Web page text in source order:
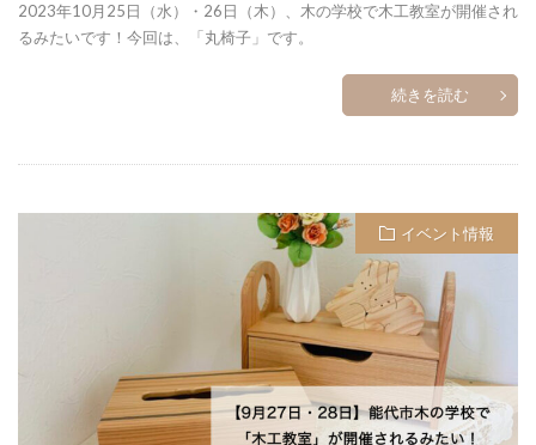
2023年10月25日（水）・26日（木）、木の学校で木工教室が開催され
るみたいです！今回は、「丸椅子」です。
続きを読む
イベント情報